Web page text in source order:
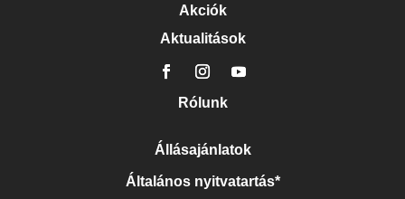
Akciók
Aktualitások
Rólunk
Állásajánlatok
Általános nyitvatartás*